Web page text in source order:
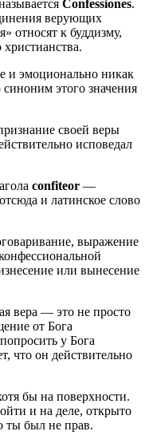
Confessiones.
верующих
относят к буддизму,
и эмоционально никак
этого значения
своей веры
исповедал
confiteor —
и латинское слово
выражение
или вынесение
вера — это не просто
от Бога
у Бога
что он действительно
бы на поверхности.
и на деле, открыто
ты был не прав.